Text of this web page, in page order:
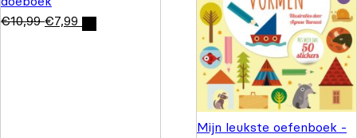
€10,99 €7,99
Mijn leukste oefenboek -